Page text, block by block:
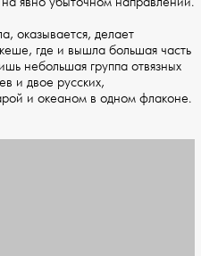
оказывается, делает
где и вышла большая часть
небольшая группа отвязных
и двое русских,
и океаном в одном флаконе.